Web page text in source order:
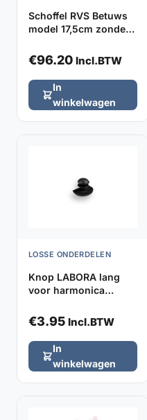
Schoffel RVS Betuws
model 17,5cm zonder
€96.20 Incl.BTW
In
winkelwagen
LOSSE ONDERDELEN
Knop LABORA lang
voor harmonica
verpakt per 2
€3.95 Incl.BTW
In
winkelwagen